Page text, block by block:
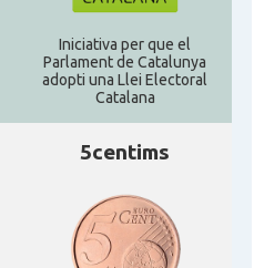
Iniciativa per que el
Parlament de Catalunya
adopti una Llei Electoral
Catalana
5centims